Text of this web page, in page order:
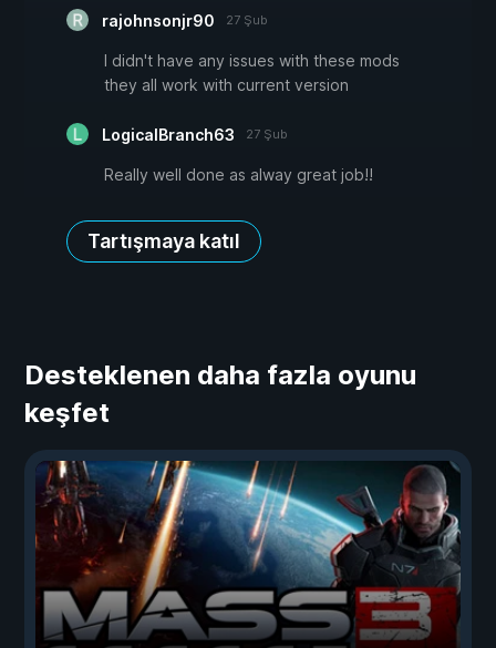
rajohnsonjr90 27 Şub
I didn't have any issues with these mods
they all work with current version
LogicalBranch63 27 Şub
Really well done as alway great job!!
Tartışmaya katıl
Desteklenen daha fazla oyunu
keşfet